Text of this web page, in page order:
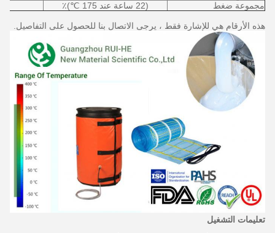
مجموعة ضغط
(22 ساعة عند 175 ℃)٪
هذه الأرقام هي للإشارة فقط ، يرجى الاتصال بنا للحصول على التفاصيل.
تعليمات التشغيل